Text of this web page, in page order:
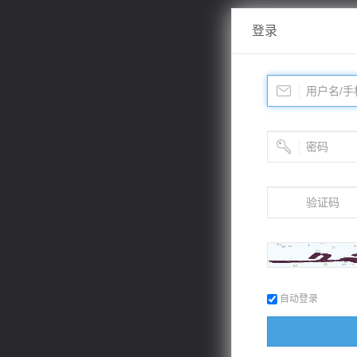
登录
自动登录